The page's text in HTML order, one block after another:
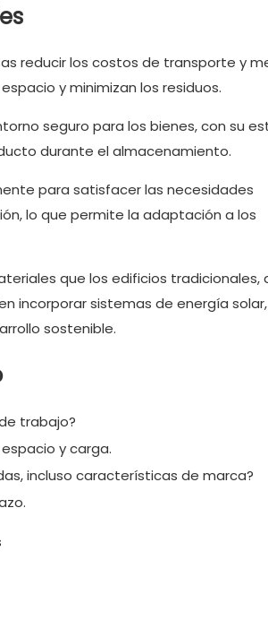
reducir los costos de transporte y
y minimizan los residuos.
seguro para los bienes, con su
durante el almacenamiento.
para satisfacer las necesidades
lo que permite la adaptación a los
que los edificios tradicionales,
incorporar sistemas de energía solar,
sostenible.
trabajo?
y carga.
incluso características de marca?